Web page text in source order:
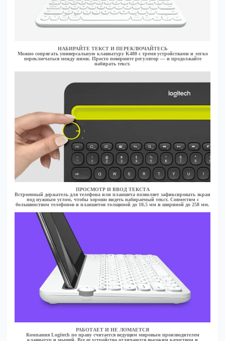
НАБИРАЙТЕ ТЕКСТ И ПЕРЕКЛЮЧАЙТЕСЬ
Можно сопрягать универсальную клавиатуру K480 с тремя устройствами и легко
переключаться между ними. Просто поверните регулятор — и продолжайте
набирать текст.
ПРОСМОТР И ВВОД ТЕКСТА
Встроенный держатель для телефона или планшета позволяет зафиксировать экран
под нужным углом, чтобы хорошо видеть набираемый текст. Совместим с
большинством телефонов и планшетов толщиной до 10,5 мм и шириной до 258 мм.
РАБОТАЕТ И НЕ ЛОМАЕТСЯ
Компания Logitech по праву считается ведущим мировым производителем
клавиатур и мышей. Все ее устройства отличаются высоким качеством и